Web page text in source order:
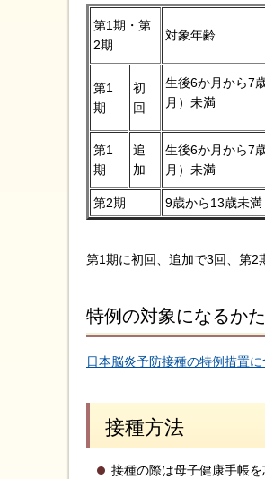
第1期・第
2期
対象年齢
第1
期
初
回
生後6か月から7
月）未満
第1
期
追
加
生後6か月から7
月）未満
第2期 9歳から13歳未満
第1期に初回、追加で3回、第2
特例の対象になるかた
日本脳炎予防接種の特例措置に
接種方法
接種の際は母子健康手帳を